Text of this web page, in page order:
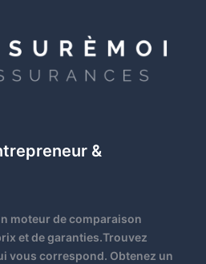
&
moteur de comparaison
et de garanties.Trouvez
vous correspond. Obtenez un